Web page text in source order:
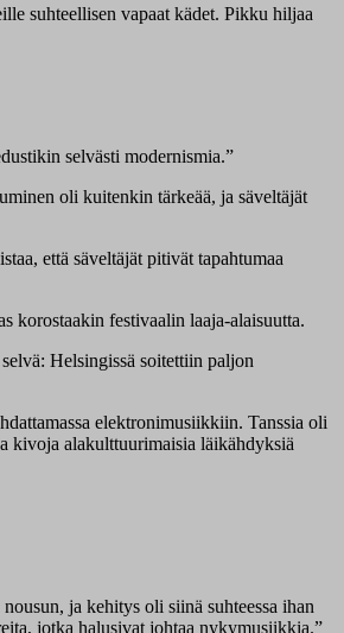
suhteellisen vapaat kädet. Pikku hiljaa
selvästi modernismia.”
oli kuitenkin tärkeää, ja säveltäjät
että säveltäjät pitivät tapahtumaa
korostaakin festivaalin laaja-alaisuutta.
Helsingissä soitettiin paljon
elektronimusiikkiin. Tanssia oli
kivoja alakulttuurimaisia läikähdyksiä
ja kehitys oli siinä suhteessa ihan
jotka halusivat johtaa nykymusiikkia.”